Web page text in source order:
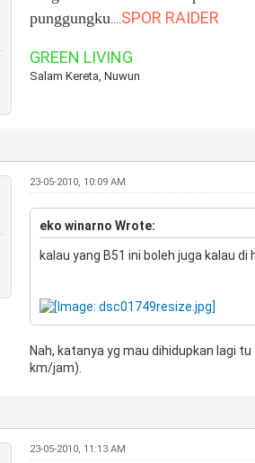
punggungku
SPOR RAIDER
GREEN LIVING
Salam Kereta, Nuwun
23-05-2010, 10:09 AM
eko winarno Wrote:
kalau yang B51 ini boleh juga kalau di
Nah, katanya yg mau dihidupkan lagi
km/jam).
23-05-2010, 11:13 AM